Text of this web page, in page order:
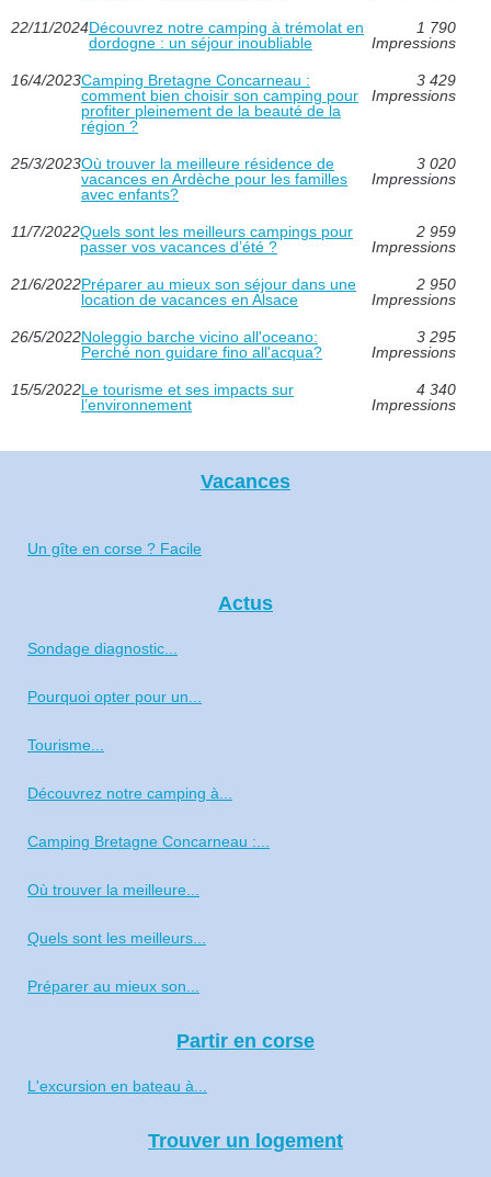
22/11/2024Découvrez notre camping à trémolat en
dordogne : un séjour inoubliable
1 790
Impressions
16/4/2023Camping Bretagne Concarneau :
comment bien choisir son camping pour
profiter pleinement de la beauté de la
région ?
3 429
Impressions
25/3/2023Où trouver la meilleure résidence de
vacances en Ardèche pour les familles
avec enfants?
3 020
Impressions
11/7/2022Quels sont les meilleurs campings pour
passer vos vacances d’été ?
2 959
Impressions
21/6/2022Préparer au mieux son séjour dans une
location de vacances en Alsace
2 950
Impressions
26/5/2022Noleggio barche vicino all'oceano:
Perché non guidare fino all'acqua?
3 295
Impressions
15/5/2022Le tourisme et ses impacts sur
l’environnement
4 340
Impressions
Vacances
Un gîte en corse ? Facile
Actus
Sondage diagnostic...
Pourquoi opter pour un...
Tourisme...
Découvrez notre camping à...
Camping Bretagne Concarneau :...
Où trouver la meilleure...
Quels sont les meilleurs...
Préparer au mieux son...
Partir en corse
L'excursion en bateau à...
Trouver un logement